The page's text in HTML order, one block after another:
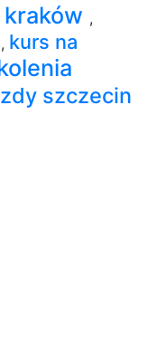
kraków ,
, kurs na
szczecin